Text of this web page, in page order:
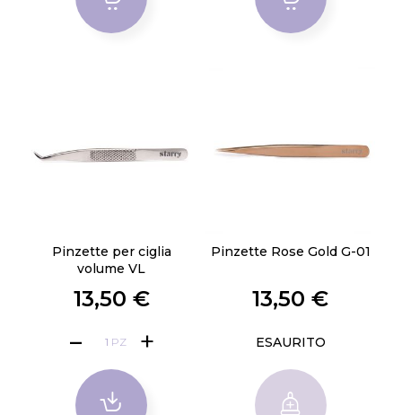
Pinzette per ciglia
volume VL
13,50 €
PZ
Pinzette Rose Gold G-01
13,50 €
ESAURITO